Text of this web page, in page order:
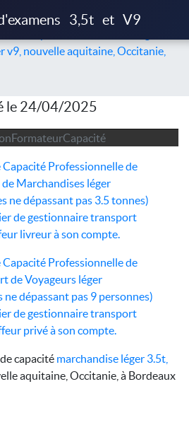
3,5t et V9
v9, nouvelle aquitaine, Occitanie,
le 24/04/2025
Professionnelle de
Marchandises léger
ne dépassant pas 3.5 tonnes)
de gestionnaire transport
livreur à son compte.
Professionnelle de
de Voyageurs léger
ne dépassant pas 9 personnes)
de gestionnaire transport
privé à son compte.
capacité marchandise léger 3.5t,
aquitaine, Occitanie, à Bordeaux